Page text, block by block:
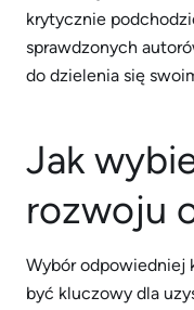
krytycznie
sprawdzonych
do dzielenia się
Jak
rozwoju
Wybór odpowiedniej
być kluczowy dla